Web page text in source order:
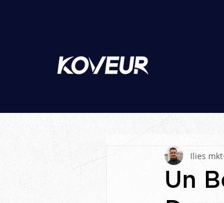
Un
Ilies mkt